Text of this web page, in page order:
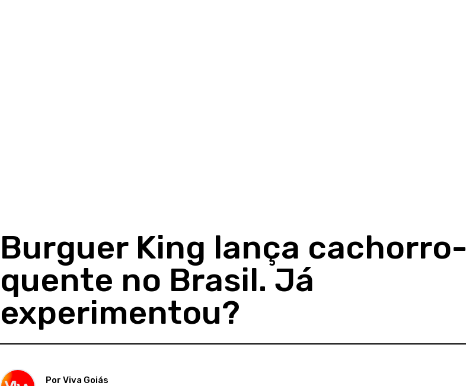
Burguer King lança cachorro-
quente no Brasil. Já
experimentou?
Por Viva Goiás